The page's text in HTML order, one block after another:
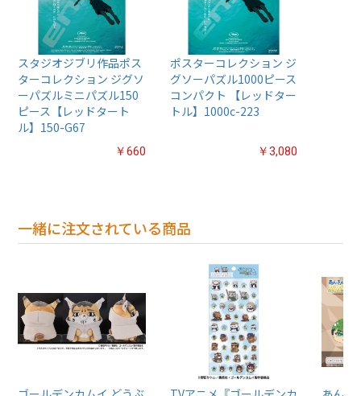
スタジオジブリ作品ポス
ターコレクション ジグソ
ーパズルミニパズル150
ピース【レッドタート
ル】150-G67
￥660
ポスターコレクション ジ
グソーパズル1000ピース
コンパクト 【レッドター
トル】1000c-223
￥3,080
一緒に注文されている商品